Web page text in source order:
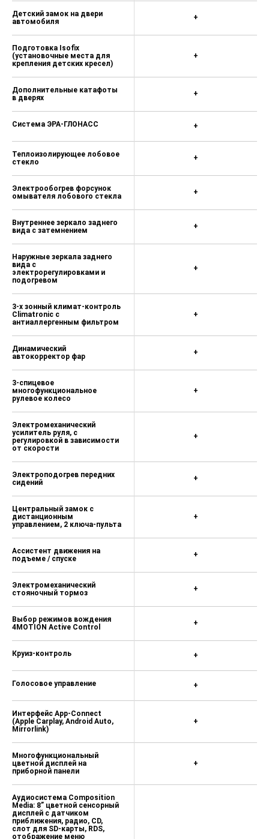
Детский замок на двери
автомобиля
Подготовка Isofix
(установочные места для
крепления детских кресел)
Дополнительные катафоты
в дверях
Система ЭРА-ГЛОНАСС
Теплоизолирующее лобовое
стекло
Электрообогрев форсунок
омывателя лобового стекла
Внутреннее зеркало заднего
вида с затемнением
Наружные зеркала заднего
вида с
электрорегулировками и
подогревом
3-х зонный климат-контроль
Climatronic с
антиаллергенным фильтром
Динамический
автокорректор фар
3-спицевое
многофункциональное
рулевое колесо
Электромеханический
усилитель руля, с
регулировкой в зависимости
от скорости
Электроподогрев передних
сидений
Центральный замок с
дистанционным
управлением, 2 ключа-пульта
Ассистент движения на
подъеме / спуске
Электромеханический
стояночный тормоз
Выбор режимов вождения
4MOTION Active Control
Круиз-контроль
Голосовое управление
Интерфейс App-Connect
(Apple Carplay, Android Auto,
Mirrorlink)
Многофункциональный
цветной дисплей на
приборной панели
Аудиосистема Composition
Media: 8” цветной сенсорный
дисплей с датчиком
приближения, радио, CD,
слот для SD-карты, RDS,
отображение меню
+
+
+
+
+
+
+
+
+
+
+
+
+
+
+
+
+
+
+
+
+